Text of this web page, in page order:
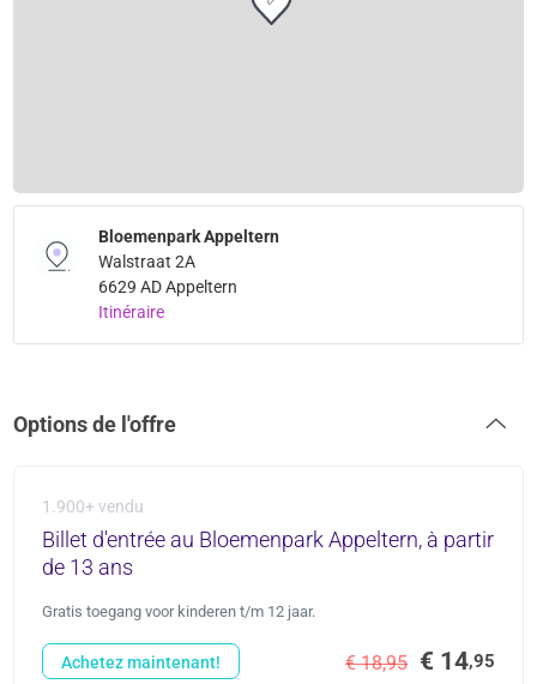
Bloemenpark Appeltern
Walstraat 2A
6629 AD Appeltern
Itinéraire
Options de l'offre
1.900+ vendu
Billet d'entrée au Bloemenpark Appeltern, à partir
de 13 ans
Gratis toegang voor kinderen t/m 12 jaar.
€ 18,95 € 14,95
Achetez maintenant!